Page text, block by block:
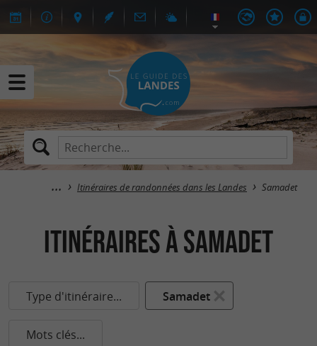
Itinéraires de randonnées dans les Landes Samadet
itinéraires à Samadet
Type d'itinéraire... Samadet
Mots clés...